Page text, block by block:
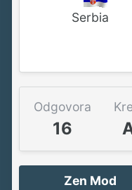
Serbia
Odgovora
16
Zen Mod